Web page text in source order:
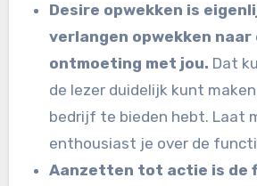
Desire opwekken is
verlangen opwekken naar
ontmoeting met jou. Dat
de lezer duidelijk kunt
bedrijf te bieden hebt. Laat
enthousiast je over de
Aanzetten tot actie is de